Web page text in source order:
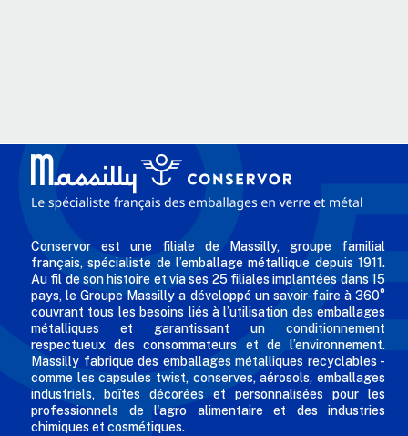
Conservor est une filiale de Massilly, groupe familial
français, spécialiste de l’emballage métallique depuis 1911.
Au fil de son histoire et via ses 25 filiales implantées dans 15
pays, le Groupe Massilly a développé un savoir-faire à 360°
couvrant tous les besoins liés à l’utilisation des emballages
métalliques et garantissant un conditionnement
respectueux des consommateurs et de l’environnement.
Massilly fabrique des emballages métalliques recyclables -
comme les capsules twist, conserves, aérosols, emballages
industriels, boîtes décorées et personnalisées pour les
professionnels de l'agro alimentaire et des industries
chimiques et cosmétiques.